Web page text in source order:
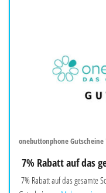
onebuttonphone
7% Rabatt auf das
7% Rabatt auf das gesamte